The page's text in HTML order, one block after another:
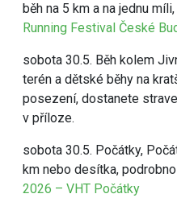
běh na 5 km a na jednu
Running Festival České
sobota 30.5. Běh kolem
terén a dětské běhy na
posezení, dostanete
v příloze.
sobota 30.5. Počátky,
km nebo desítka,
2026 – VHT Počátky